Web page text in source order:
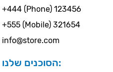
+444 (Phone) 123456
+555 (Mobile) 321654
info@store.com
הסוכנים שלנו: